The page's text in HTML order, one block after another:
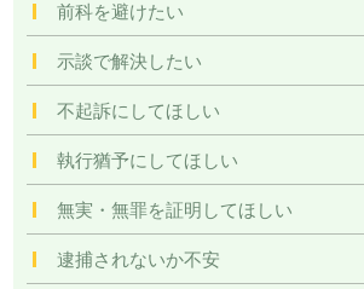
前科を避けたい
示談で解決したい
不起訴にしてほしい
執行猶予にしてほしい
無実・無罪を証明してほしい
逮捕されないか不安